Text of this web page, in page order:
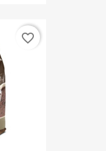
favorite_border